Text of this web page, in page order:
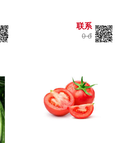
联系
0 đ